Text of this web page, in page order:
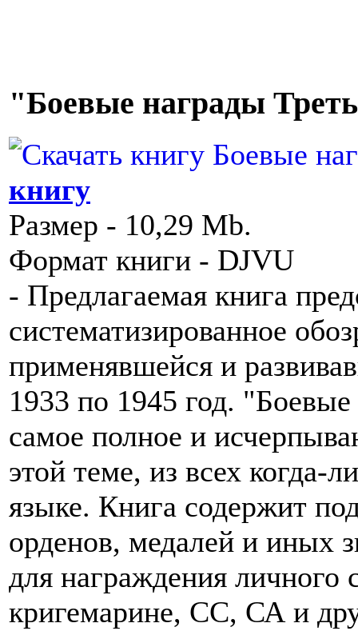
"Боевые награды
книгу
Размер - 10,29 Mb.
Формат книги - DJVU
- Предлагаемая книга
систематизированное
применявшейся и
1933 по 1945 год.
самое полное и
этой теме, из всех когда-
языке. Книга содержит
орденов, медалей и иных
для награждения личного
кригемарине, СС, СА и